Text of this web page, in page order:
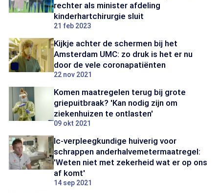
rechter als minister afdeling
kinderhartchirurgie sluit
21 feb 2023
Kijkje achter de schermen bij het
Amsterdam UMC: zo druk is het er nu
door de vele coronapatiënten
22 nov 2021
Komen maatregelen terug bij grote
griepuitbraak? 'Kan nodig zijn om
ziekenhuizen te ontlasten'
09 okt 2021
Ic-verpleegkundige huiverig voor
schrappen anderhalvemetermaatregel:
'Weten niet met zekerheid wat er op ons
af komt'
14 sep 2021